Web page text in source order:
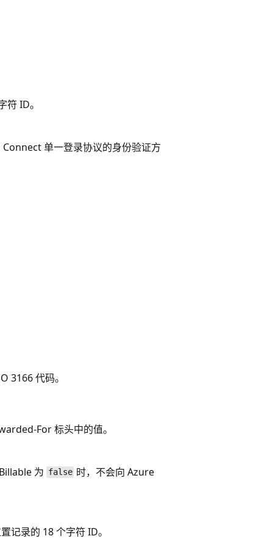
ID。
单一登录协议的身份验证方
3166 代码。
For 标头中的值。
为 false 时，不会向 Azure
记录的 18 个字符 ID。